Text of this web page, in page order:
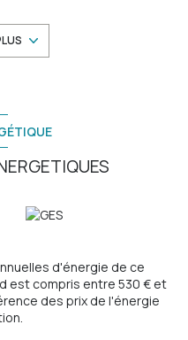
servir de chambre
et toutes commodités.
d'énergie de ce
est compris entre 530 € et
des prix de l'énergie